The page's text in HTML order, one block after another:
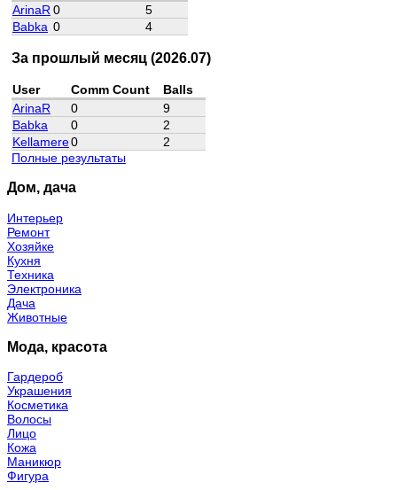
ArinaR 0
5
Babka 0 4
За прошлый месяц (2026.07)
User Comm Count
Balls
ArinaR
0
9
Babka
0
2
Kellamere0
2
Полные результаты
Дом, дача
Интерьер
Ремонт
Хозяйке
Кухня
Техника
Электроника
Дача
Животные
Мода, красота
Гардероб
Украшения
Косметика
Волосы
Лицо
Кожа
Маникюр
Фигура